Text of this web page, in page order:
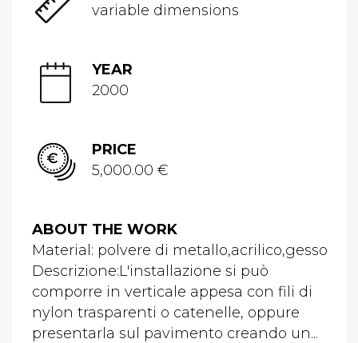
variable dimensions
YEAR
2000
PRICE
5,000.00 €
ABOUT THE WORK
Material: polvere di metallo,acrilico,gesso
Descrizione:L'installazione si può
comporre in verticale appesa con fili di
nylon trasparenti o catenelle, oppure
presentarla sul pavimento creando un...